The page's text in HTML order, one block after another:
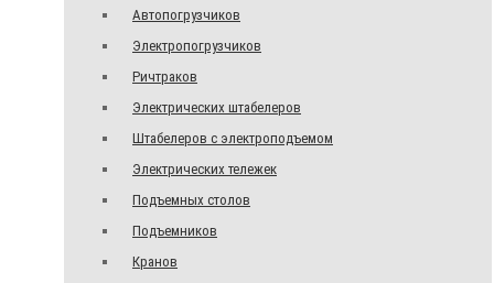
Автопогрузчиков
Электропогрузчиков
Ричтраков
Электрических штабелеров
Штабелеров с электроподъемом
Электрических тележек
Подъемных столов
Подъемников
Кранов